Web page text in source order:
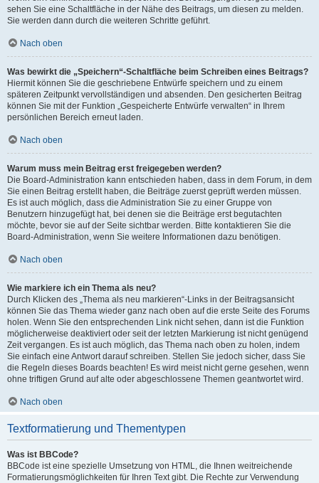
sehen Sie eine Schaltfläche in der Nähe des Beitrags, um diesen zu melden.
Sie werden dann durch die weiteren Schritte geführt.
Nach oben
Was bewirkt die „Speichern“-Schaltfläche beim Schreiben eines Beitrags?
Hiermit können Sie die geschriebene Entwürfe speichern und zu einem
späteren Zeitpunkt vervollständigen und absenden. Den gesicherten Beitrag
können Sie mit der Funktion „Gespeicherte Entwürfe verwalten“ in Ihrem
persönlichen Bereich erneut laden.
Nach oben
Warum muss mein Beitrag erst freigegeben werden?
Die Board-Administration kann entschieden haben, dass in dem Forum, in dem
Sie einen Beitrag erstellt haben, die Beiträge zuerst geprüft werden müssen.
Es ist auch möglich, dass die Administration Sie zu einer Gruppe von
Benutzern hinzugefügt hat, bei denen sie die Beiträge erst begutachten
möchte, bevor sie auf der Seite sichtbar werden. Bitte kontaktieren Sie die
Board-Administration, wenn Sie weitere Informationen dazu benötigen.
Nach oben
Wie markiere ich ein Thema als neu?
Durch Klicken des „Thema als neu markieren“-Links in der Beitragsansicht
können Sie das Thema wieder ganz nach oben auf die erste Seite des Forums
holen. Wenn Sie den entsprechenden Link nicht sehen, dann ist die Funktion
möglicherweise deaktiviert oder seit der letzten Markierung ist nicht genügend
Zeit vergangen. Es ist auch möglich, das Thema nach oben zu holen, indem
Sie einfach eine Antwort darauf schreiben. Stellen Sie jedoch sicher, dass Sie
die Regeln dieses Boards beachten! Es wird meist nicht gerne gesehen, wenn
ohne triftigen Grund auf alte oder abgeschlossene Themen geantwortet wird.
Nach oben
Textformatierung und Thementypen
Was ist BBCode?
BBCode ist eine spezielle Umsetzung von HTML, die Ihnen weitreichende
Formatierungsmöglichkeiten für Ihren Text gibt. Die Rechte zur Verwendung